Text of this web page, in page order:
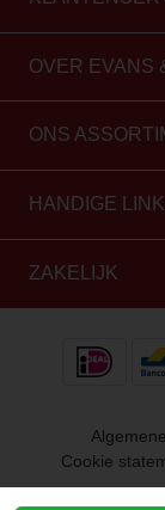
OVER EVANS
ONS
HANDIGE
ZAKELIJK
Cookie